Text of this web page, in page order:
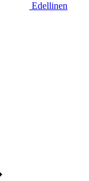
Edellinen